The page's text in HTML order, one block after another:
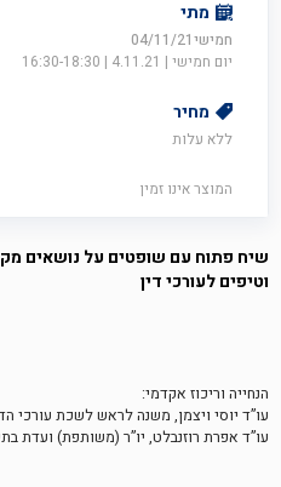
מתי
חמישי04/11/21
יום חמישי | 4.11.21 | 16:30-18:30
מחיר
ללא עלות
המוצר אינו זמין
שיח פתוח עם שופטים על נושאים
וטיפים לעורכי דין
הנחייה וריכוז אקדמי:
עו”ד יוסי ויצמן, משנה לראש לשכת עורכי
עו”ד אפרת רוזנבלט, יו”ר (משותפת) ועדת